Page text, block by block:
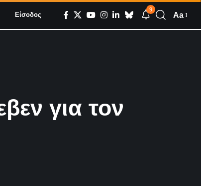
Είσοδος
9
Aa
για τον